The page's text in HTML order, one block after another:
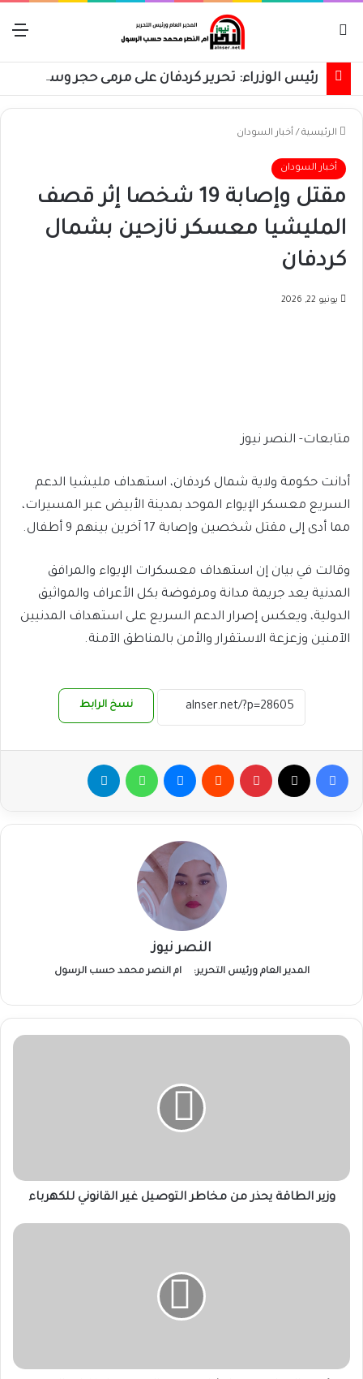
الرئيسية / أخبار السودان
أخبار السودان
مقتل وإصابة 19 شخصا إثر قصف
المليشيا معسكر نازحين بشمال
كردفان
يونيو 22, 2026
متابعات- النصر نيوز
أدانت حكومة ولاية شمال كردفان، استهداف مليشيا الدعم
السريع معسكر الإيواء الموحد بمدينة الأبيض عبر المسيرات،
مما أدى إلى مقتل شخصين وإصابة 17 آخرين بينهم 9 أطفال.
وقالت في بيان إن استهداف معسكرات الإيواء والمرافق
المدنية يعد جريمة مدانة ومرفوضة بكل الأعراف والمواثيق
الدولية، ويعكس إصرار الدعم السريع على استهداف المدنيين
الآمنين وزعزعة الاستقرار والأمن بالمناطق الآمنة.
نسخ الرابط
فيسبوك بينتيريست ماسنجر واتساب
النصر نيوز
المدير العام ورئيس التحرير: ام النصر محمد حسب الرسول
وزير
للكهرباء
وزير الطاقة يحذر من مخاطر التوصيل غير القانوني للكهرباء
رئيس
الطوعية